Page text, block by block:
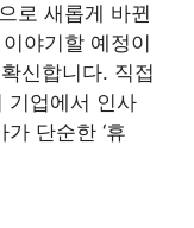
로 새롭게 바뀐
야기할 예정이
신합니다. 직접
기업에서 인사
단순한 ‘휴